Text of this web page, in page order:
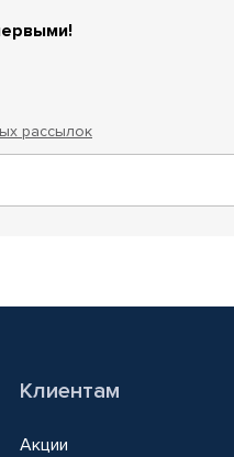
рассылок
Клиентам
Акции